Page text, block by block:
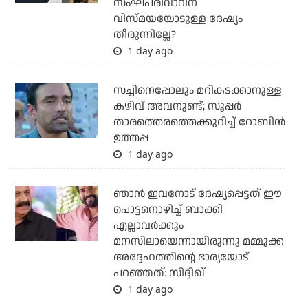
വിസ്മയയോടുള്ള ദേഷ്യം
തീരുന്നില്ലേ?
1 day ago
സച്ചിനെപ്പോലും മറികടക്കാനുള്ള
കഴിവ് അവനുണ്ട്; സൂപ്പര്‍
താരത്തെരത്തെക്കുറിച്ച് റോബിന്‍
ഉത്തപ്പ
1 day ago
ഞാന്‍ ഇവനോട് ദേഷ്യപ്പെട്ടത് ഈ
പൊട്ടനൊഴിച്ച് ബാക്കി
എല്ലാവര്‍ക്കും
മനസിലായെന്നായിരുന്നു മമ്മൂക്ക
അദ്ദേഹത്തിന്റെ ഭാര്യയോട്
പറഞ്ഞത്: സിദ്ദിഖ്
1 day ago